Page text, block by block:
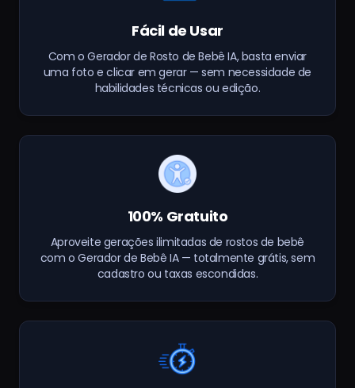
Fácil de Usar
Com o Gerador de Rosto de Bebê IA, basta enviar
uma foto e clicar em gerar — sem necessidade de
habilidades técnicas ou edição.
100% Gratuito
Aproveite gerações ilimitadas de rostos de bebê
com o Gerador de Bebê IA — totalmente grátis, sem
cadastro ou taxas escondidas.